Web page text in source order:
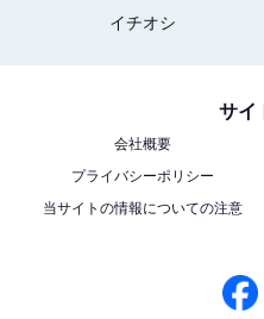
イチオシ
サイ
会社概要
プライバシーポリシー
当サイトの情報についての注意